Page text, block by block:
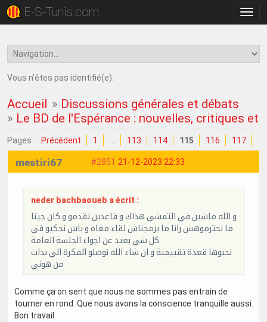
la
E-S-Tunis.com
Vous n'êtes pas identifié(e).
Accueil » Discussions générales et débats
» Le BD de l'Espérance : nouvelles, critiques et
Pages : Précédent 1 113 114 115 116 117
#2851 21-12-2023 22:33
mestiri67
neder bachbaoueb a écrit :
و الله ماشين في التمشي هذاك و قاعدين نقدمو و كان جينا
ما نحترموهش رانا ما برمجناش لقاء معاه و باش نحكيو في
كل شي بعيد عن اجواء الجلسة العامة
نحبوها قعدة تقييمية و ان شاء الله نوصلو الفكرة الي بدات
من هوني
Comme ça on sent que nous ne sommes pas entrain de
tourner en rond. Que nous avons la conscience tranquille aussi.
Bon travail